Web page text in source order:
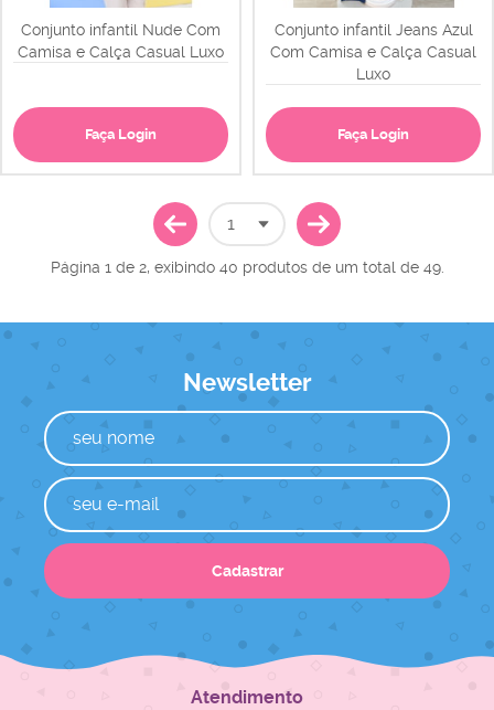
Conjunto infantil Nude Com
Camisa e Calça Casual Luxo
Faça Login
Conjunto infantil Jeans Azul
Com Camisa e Calça Casual
Luxo
Faça Login
Página 1 de 2, exibindo 40 produtos de um total de 49.
Newsletter
Cadastrar
Atendimento